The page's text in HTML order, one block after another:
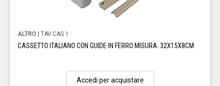
ALTRO | TAV.CAS 1
CASSETTO ITALIANO CON GUIDE IN FERRO MISURA: 32X15X8CM
Accedi per acquistare